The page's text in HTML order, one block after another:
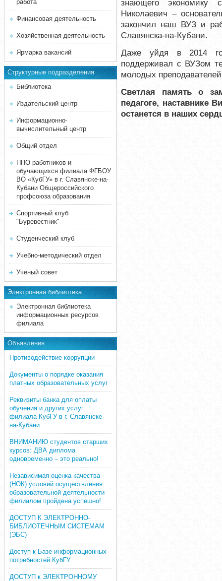
работа
Финансовая деятельность
Хозяйственная деятельность
Ярмарка вакансий
Структурные подразделения
Библиотека
Издательский центр
Информационно-
вычислительный центр
Общий отдел
ППО работников и
обучающихся филиала ФГБОУ
ВО «КубГУ» в г. Славянске-на-
Кубани Общероссийского
профсоюза образования
Спортивный клуб
"Буревестник"
Студенческий клуб
Учебно-методический отдел
Ученый совет
Электронная библиотека
Электронная библиотека
информационных ресурсов
филиала
Объявления
Противодействие коррупции
Документы о порядке оказания
платных образовательных услуг
Реквизиты банка для оплаты
обучения и других услуг
филиала КубГУ в г. Славянске-
на-Кубани
ВНИМАНИЮ студентов старших
курсов: ДВА диплома
одновременно – это реально!
Независимая оценка качества
(НОК) условий осуществления
образовательной деятельности
филиалом пройдена успешно!
ДОСТУП К ЭЛЕКТРОННО-
БИБЛИОТЕЧНЫМ СИСТЕМАМ
(ЭБС)
Доступ к Базе информационных
потребностей КубГУ
ДОСТУП к ЭЛЕКТРОННОМУ
знающего экономику
Николаевич –
закончил наш ВУЗ и
Славянска-на-Кубани.
Даже уйдя в 2014
поддерживал с ВУЗом
молодых
Светлая память о
педагоге, наставнике
останется в наших